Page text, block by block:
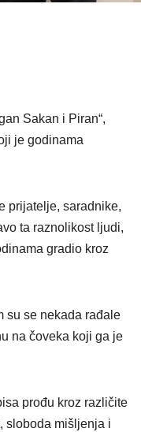
Sakan i Piran“,
je godinama
prijatelje, saradnike,
ta raznolikost ljudi,
gradio kroz
su se nekada rađale
na čoveka koji ga je
prođu kroz različite
sloboda mišljenja i